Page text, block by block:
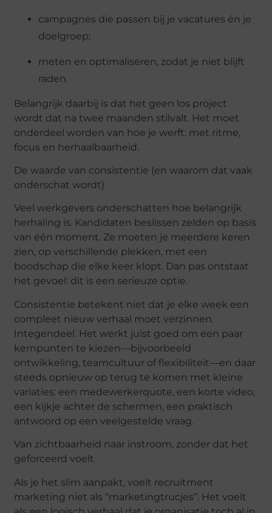
campagnes die passen bij je vacatures én je
doelgroep;
meten en optimaliseren, zodat je niet blijft
raden.
Belangrijk daarbij is dat het geen los project
wordt dat na twee maanden stilvalt. Het moet
onderdeel worden van hoe je werft: met ritme,
focus en herhaalbaarheid.
De waarde van consistentie (en waarom dat vaak
onderschat wordt)
Veel werkgevers onderschatten hoe belangrijk
herhaling is. Kandidaten beslissen zelden op basis
van één moment. Ze moeten je meerdere keren
zien, op verschillende plekken, met een
boodschap die elke keer klopt. Dan pas ontstaat
het gevoel: dit is een serieuze optie.
Consistentie betekent niet dat je elke week een
compleet nieuw verhaal moet verzinnen.
Integendeel. Het werkt juist goed om een paar
kernpunten te kiezen—bijvoorbeeld
ontwikkeling, teamcultuur of flexibiliteit—en daar
steeds opnieuw op terug te komen met kleine
variaties: een medewerkerquote, een korte video,
een kijkje achter de schermen, een praktisch
antwoord op eenveelgestelde vraag.
Van zichtbaarheid naar instroom, zonder dat het
geforceerd voelt
Als je het slim aanpakt, voelt recruitment
marketing niet als “marketingtrucjes”. Het voelt